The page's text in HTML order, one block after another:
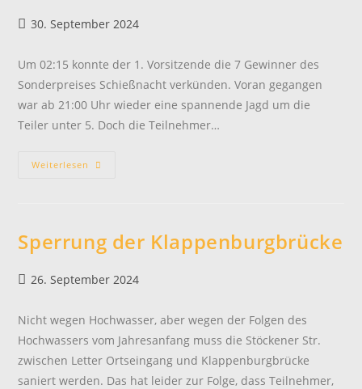
Beitrag
30. September 2024
Um 02:15 konnte der 1. Vorsitzende die 7 Gewinner des
Sonderpreises Schießnacht verkünden. Voran gegangen
war ab 21:00 Uhr wieder eine spannende Jagd um die
Teiler unter 5. Doch die Teilnehmer…
Weiterlesen Spannende
Sperrung der Klappenburgbrücke
Beitrag
26. September 2024
Nicht wegen Hochwasser, aber wegen der Folgen des
Hochwassers vom Jahresanfang muss die Stöckener Str.
zwischen Letter Ortseingang und Klappenburgbrücke
saniert werden. Das hat leider zur Folge, dass Teilnehmer,